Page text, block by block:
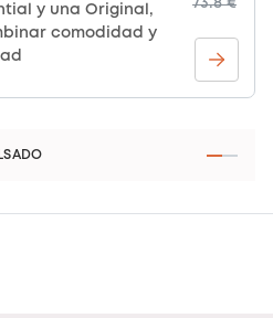
y una Original,
comodidad y
73.8 €